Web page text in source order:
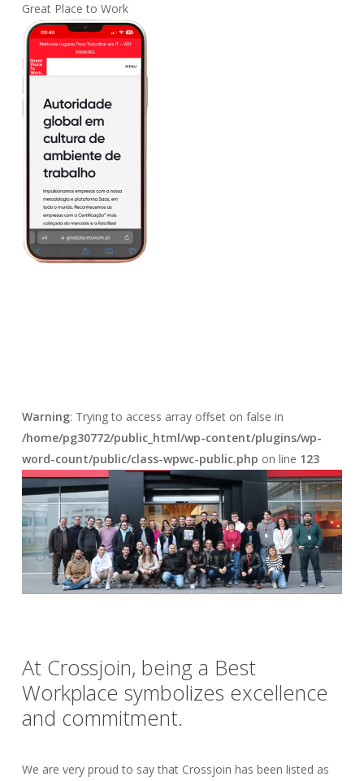
Great Place to Work
Warning: Trying to access array offset on false in
/home/pg30772/public_html/wp-content/plugins/wp-
word-count/public/class-wpwc-public.php on line 123
At Crossjoin, being a Best
Workplace symbolizes excellence
and commitment.
We are very proud to say that Crossjoin has been listed as